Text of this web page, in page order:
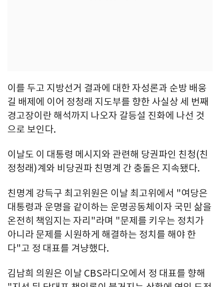
이를 두고 지방선거 결과에 대한 자성론과 순방 배웅
길 배제에 이어 정청래 지도부를 향한 사실상 세 번째
경고장이란 해석까지 나오자 갈등설 진화에 나선 것
으로 보인다.
이날도 이 대통령 메시지와 관련해 당권파인 친청(친
정청래)계와 비당권파 친명계 간 충돌은 지속됐다.
친명계 강득구 최고위원은 이날 최고위에서 "여당은
대통령과 운명을 같이하는 운명공동체이자 국민 삶을
온전히 책임지는 자리"라며 "문제를 키우는 정치가
아니라 문제를 시원하게 해결하는 정치를 해야 한
다"고 정 대표를 겨냥했다.
김남희 의원은 이날 CBS라디오에서 정 대표를 향해